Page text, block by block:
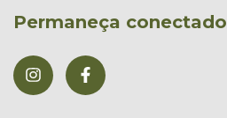
Permaneça conectado